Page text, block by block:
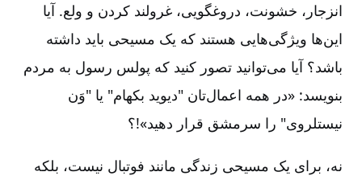
انزجار، خشونت، دروغگویی، غرولند کردن و ولع. آیا
این‌ها ویژگی‌هایی هستند که یک مسیحی باید داشته
باشد؟ آیا می‌توانید تصور کنید که پولس رسول به مردم
بنویسد: «در همه اعمال‌تان "دیوید بکهام" یا "وَن
نیستلروی" را سرمشق قرار دهید»!؟
نه، برای یک مسیحی زندگی مانند فوتبال نیست، بلکه